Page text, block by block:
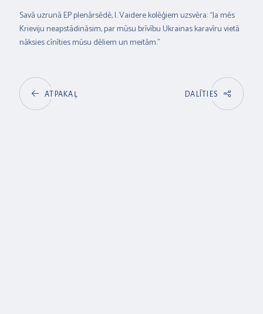
Savā uzrunā EP plenārsēdē, I. Vaidere kolēģiem uzsvēra: “Ja mēs
Krieviju neapstādināsim, par mūsu brīvību Ukrainas karavīru vietā
nāksies cīnīties mūsu dēliem un meitām.”
ATPAKAĻ DALĪTIES